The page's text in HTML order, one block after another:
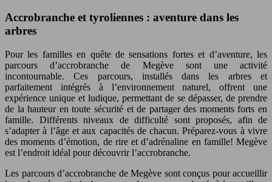
Accrobranche et tyroliennes : aventure dans les
arbres
Pour les familles en quête de sensations fortes et d’aventure, les
parcours d’accrobranche de Megève sont une activité
incontournable. Ces parcours, installés dans les arbres et
parfaitement intégrés à l’environnement naturel, offrent une
expérience unique et ludique, permettant de se dépasser, de prendre
de la hauteur en toute sécurité et de partager des moments forts en
famille. Différents niveaux de difficulté sont proposés, afin de
s’adapter à l’âge et aux capacités de chacun. Préparez-vous à vivre
des moments d’émotion, de rire et d’adrénaline en famille! Megève
est l’endroit idéal pour découvrir l’accrobranche.
Les parcours d’accrobranche de Megève sont conçus pour accueillir